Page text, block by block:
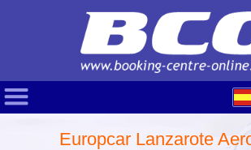
Europcar Lanzarote